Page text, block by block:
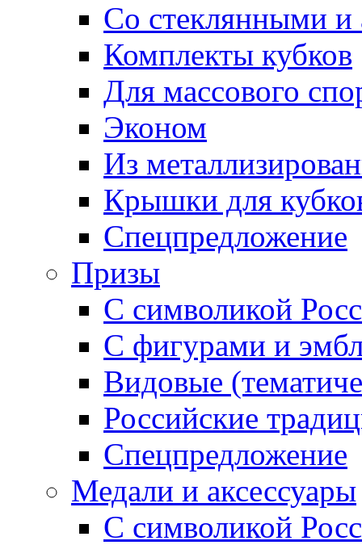
Со стеклянными
Комплекты кубков
Для массового
Эконом
Из
Крышки для
Спецпредложение
Призы
С символикой
С фигурами и
Видовые
Российские
Спецпредложение
Медали и аксессуары
С символикой